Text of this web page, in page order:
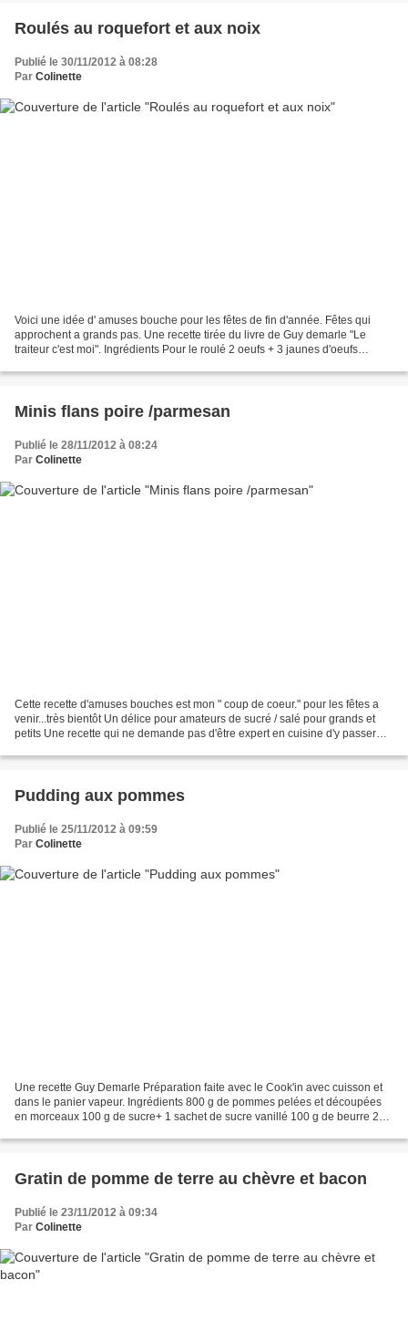
Roulés au roquefort et aux noix
Publié le 30/11/2012 à 08:28
Par Colinette
Voici une idée d' amuses bouche pour les fêtes de fin d'année. Fêtes qui
approchent a grands pas. Une recette tirée du livre de Guy demarle "Le
traiteur c'est moi". Ingrédients Pour le roulé 2 oeufs + 3 jaunes d'oeufs
Minis flans poire /parmesan
Publié le 28/11/2012 à 08:24
Par Colinette
Cette recette d'amuses bouches est mon " coup de coeur." pour les fêtes a
venir...très bientôt Un délice pour amateurs de sucré / salé pour grands et
petits Une recette qui ne demande pas d'être expert en cuisine d'y passer
Pudding aux pommes
Publié le 25/11/2012 à 09:59
Par Colinette
Une recette Guy Demarle Préparation faite avec le Cook'in avec cuisson et
dans le panier vapeur. Ingrédients 800 g de pommes pelées et découpées
en morceaux 100 g de sucre+ 1 sachet de sucre vanillé 100 g de beurre 2
Gratin de pomme de terre au chèvre et bacon
Publié le 23/11/2012 à 09:34
Par Colinette